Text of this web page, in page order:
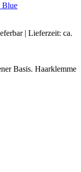
Blue
| Lieferzeit: ca.
Basis. Haarklemme